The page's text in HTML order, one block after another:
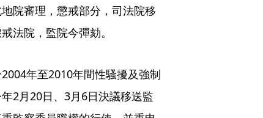
院審理，懲戒部分，司法院移
法院，監院今彈劾。
年至2010年間性騷擾及強制
2月20日、3月6日決議移送監